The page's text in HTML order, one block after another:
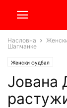
Насловна
Шапчанке
Женски фудбал
Јована